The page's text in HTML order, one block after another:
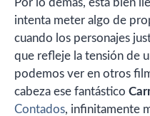
Por lo demás, está bien
intenta meter algo de
cuando los personajes
que refleje la tensión de
podemos ver en otros
cabeza ese fantástico
Contados, infinitamente